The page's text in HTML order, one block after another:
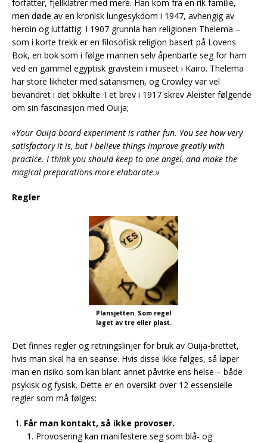
forfatter, fjellklatrer med mere. Han kom fra en rik familie,
men døde av en kronisk lungesykdom i 1947, avhengig av
heroin og lutfattig. I 1907 grunnla han religionen Thelema –
som i korte trekk er en filosofisk religion basert på Lovens
Bok, en bok som i følge mannen selv åpenbarte seg for ham
ved en gammel egyptisk gravstein i museet i Kairo. Thelema
har store likheter med satanismen, og Crowley var vel
bevandret i det okkulte. I et brev i 1917 skrev Aleister følgende
om sin fascinasjon med Ouija;
«Your Ouija board experiment is rather fun. You see how very
satisfactory it is, but I believe things improve greatly with
practice. I think you should keep to one angel, and make the
magical preparations more elaborate.»
Regler
Plansjetten. Som regel
laget av tre eller plast.
Det finnes regler og retningslinjer for bruk av Ouija-brettet,
hvis man skal ha en seanse. Hvis disse ikke følges, så løper
man en risiko som kan blant annet påvirke ens helse – både
psykisk og fysisk. Dette er en oversikt over 12 essensielle
regler som må følges:
Får man kontakt, så ikke provoser.
Provosering kan manifestere seg som blå- og